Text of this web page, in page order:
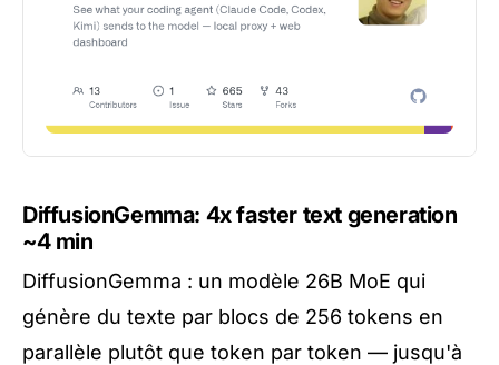
DiffusionGemma: 4x faster text generation
~4 min
DiffusionGemma : un modèle 26B MoE qui
génère du texte par blocs de 256 tokens en
parallèle plutôt que token par token — jusqu'à